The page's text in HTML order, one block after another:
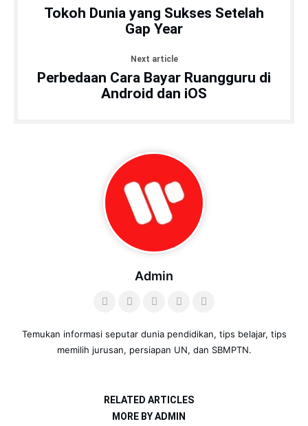
Tokoh Dunia yang Sukses Setelah
Gap Year
Next article
Perbedaan Cara Bayar Ruangguru di
Android dan iOS
Admin
Temukan informasi seputar dunia pendidikan, tips belajar, tips
memilih jurusan, persiapan UN, dan SBMPTN.
RELATED ARTICLES
MORE BY ADMIN